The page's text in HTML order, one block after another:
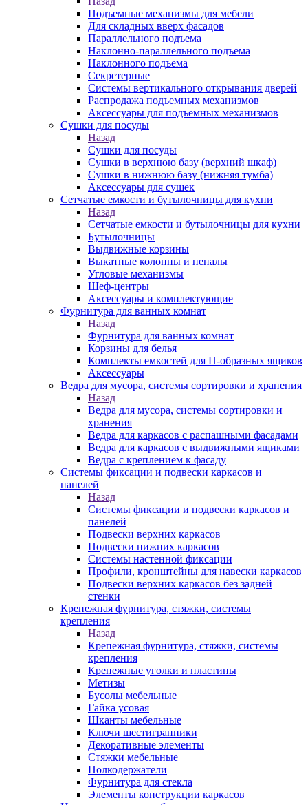
Подъемные механизмы для мебели
Для складных вверх фасадов
Параллельного подъема
Наклонно-параллельного подъема
Наклонного подъема
Секретерные
Системы вертикального открывания дверей
Распродажа подъемных механизмов
Аксессуары для подъемных механизмов
Сушки для посуды
Назад
Сушки для посуды
Сушки в верхнюю базу (верхний шкаф)
Сушки в нижнюю базу (нижняя тумба)
Аксессуары для сушек
Сетчатые емкости и бутылочницы для кухни
Назад
Сетчатые емкости и бутылочницы для кухни
Бутылочницы
Выдвижные корзины
Выкатные колонны и пеналы
Угловые механизмы
Шеф-центры
Аксессуары и комплектующие
Фурнитура для ванных комнат
Назад
Фурнитура для ванных комнат
Корзины для белья
Комплекты емкостей для П-образных ящиков
Аксессуары
Ведра для мусора, системы сортировки и хранения
Назад
Ведра для мусора, системы сортировки и
хранения
Ведра для каркасов с распашными фасадами
Ведра для каркасов с выдвижными ящиками
Ведра с креплением к фасаду
Системы фиксации и подвески каркасов и
панелей
Назад
Системы фиксации и подвески каркасов и
панелей
Подвески верхних каркасов
Подвески нижних каркасов
Системы настенной фиксации
Профили, кронштейны для навески каркасов
Подвески верхних каркасов без задней
стенки
Крепежная фурнитура, стяжки, системы
крепления
Назад
Крепежная фурнитура, стяжки, системы
крепления
Крепежные уголки и пластины
Метизы
Бусолы мебельные
Гайка усовая
Шканты мебельные
Ключи шестигранники
Декоративные элементы
Стяжки мебельные
Полкодержатели
Фурнитура для стекла
Элементы конструкции каркасов